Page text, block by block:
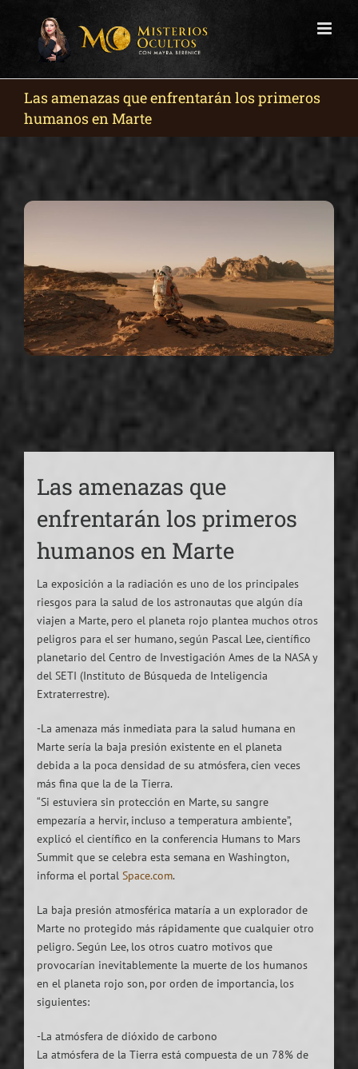
Las amenazas que enfrentarán los primeros
humanos en Marte
Las amenazas que
enfrentarán los primeros
humanos en Marte
La exposición a la radiación es uno de los principales
riesgos para la salud de los astronautas que algún día
viajen a Marte, pero el planeta rojo plantea muchos otros
peligros para el ser humano, según Pascal Lee, científico
planetario del Centro de Investigación Ames de la NASA y
del SETI (Instituto de Búsqueda de Inteligencia
Extraterrestre).
-La amenaza más inmediata para la salud humana en
Marte sería la baja presión existente en el planeta
debida a la poca densidad de su atmósfera, cien veces
más fina que la de la Tierra.
“Si estuviera sin protección en Marte, su sangre
empezaría a hervir, incluso a temperatura ambiente”,
explicó el científico en la conferencia Humans to Mars
Summit que se celebra esta semana en Washington,
informa el portal Space.com.
La baja presión atmosférica mataría a un explorador de
Marte no protegido más rápidamente que cualquier otro
peligro. Según Lee, los otros cuatro motivos que
provocarían inevitablemente la muerte de los humanos
en el planeta rojo son, por orden de importancia, los
siguientes:
-La atmósfera de dióxido de carbono
La atmósfera de la Tierra está compuesta de un 78% de